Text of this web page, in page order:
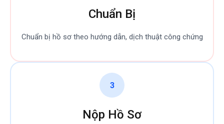
Chuẩn Bị
Chuẩn bị hồ sơ theo hướng dẫn, dịch thuật công chứng
3
Nộp Hồ Sơ